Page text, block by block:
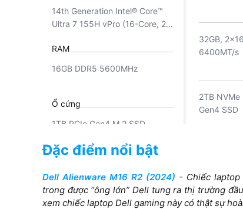
14th Generation Intel® Core™
Ultra 7 155H vPro (16-Core, 22-
4.8GHz Max Turbo Frequency)
RAM
16GB DDR5 5600MHz
Ổ cứng
1TB PCIe Gen4 M.2 SSD
Card VGA
NVIDIA® GeForce RTX™ 4070
8GB GDDR6
Cache,
32GB,
6400MT/s
2TB NVMe
Gen4 SSD
Đặc điểm nổi bật
Dell Alienware M16 R2 (2024) - Chiếc
trong được “ông lớn” Dell tung ra thị trường
xem chiếc laptop Dell gaming này có thật sự